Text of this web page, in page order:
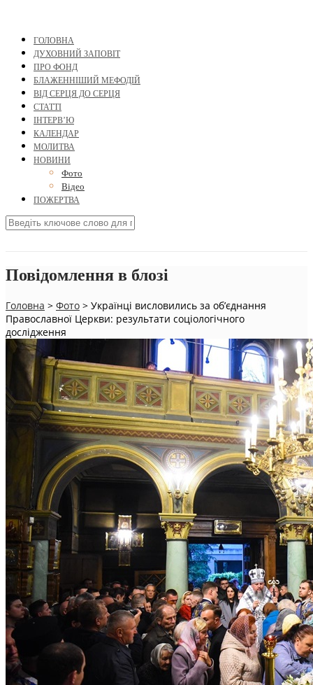
ГОЛОВНА
ДУХОВНИЙ ЗАПОВІТ
ПРО ФОНД
БЛАЖЕННІШИЙ МЕФОДІЙ
ВІД СЕРЦЯ ДО СЕРЦЯ
СТАТТІ
ІНТЕРВ’Ю
КАЛЕНДАР
МОЛИТВА
НОВИНИ
Фото
Відео
ПОЖЕРТВА
Повідомлення в блозі
Головна > Фото > Українці висловились за об’єднання
Православної Церкви: результати соціологічного
дослідження